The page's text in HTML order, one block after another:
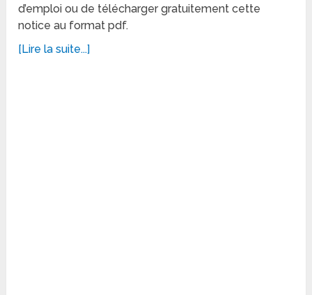
d’emploi ou de télécharger gratuitement cette
notice au format pdf.
[Lire la suite...]